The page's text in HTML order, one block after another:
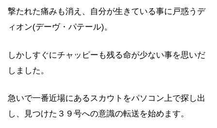
撃たれた痛みも消え、自分が生きている事に戸惑うデ
ィオン(デーヴ・パテール)。
しかしすぐにチャッピーも残る命が少ない事を思いだ
しました。
急いで一番近場にあるスカウトをパソコン上で探し出
し、見つけた３９号への意識の転送を始めます。